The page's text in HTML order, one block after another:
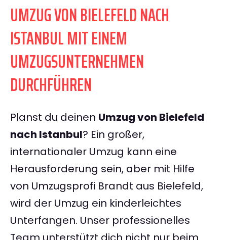
UMZUG VON BIELEFELD NACH
ISTANBUL MIT EINEM
UMZUGSUNTERNEHMEN
DURCHFÜHREN
Planst du deinen Umzug von Bielefeld
nach Istanbul? Ein großer,
internationaler Umzug kann eine
Herausforderung sein, aber mit Hilfe
von Umzugsprofi Brandt aus Bielefeld,
wird der Umzug ein kinderleichtes
Unterfangen. Unser professionelles